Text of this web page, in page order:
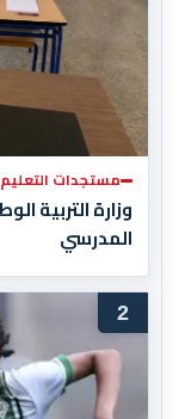
مستجدات التعليم
وزارة التربية
المدرسي
2